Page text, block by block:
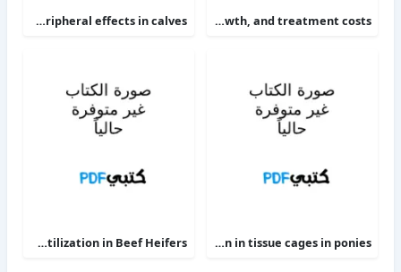
Targeting therapy to minimize antimicrobial use in preweaned calves effects on health, growth, and treatment costs
The alpha 2-adrenoceptor agonists xylazine and guanfacine exert different central nervous system, but comparable peripheral effects in calves
Clinical efficacy of intravenous administration of marbofloxacin in a Staphylococcus aureus infection in tissue cages in ponies
Phosphorus Deficiency Metabolism and Food Utilization in Beef Heifers